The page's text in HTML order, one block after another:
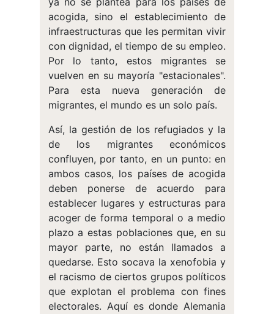
acogida, sino el establecimiento de
infraestructuras que les permitan vivir
con dignidad, el tiempo de su empleo.
Por lo tanto, estos migrantes se
vuelven en su mayoría "estacionales".
Para esta nueva generación de
migrantes, el mundo es un solo país.
Así, la gestión de los refugiados y la
de los migrantes económicos
confluyen, por tanto, en un punto: en
ambos casos, los países de acogida
deben ponerse de acuerdo para
establecer lugares y estructuras para
acoger de forma temporal o a medio
plazo a estas poblaciones que, en su
mayor parte, no están llamados a
quedarse. Esto socava la xenofobia y
el racismo de ciertos grupos políticos
que explotan el problema con fines
electorales. Aquí es donde Alemania